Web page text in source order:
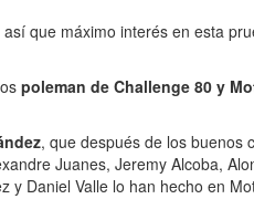
así que máximo interés en esta
poleman de Challenge 80 y
, que después de los buenos
Juanes, Jeremy Alcoba,
y Daniel Valle lo han hecho en